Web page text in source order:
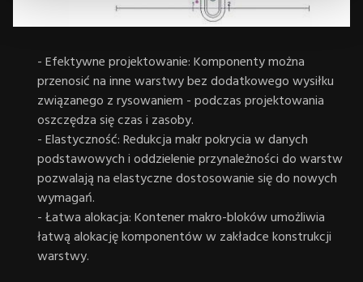
- Efektywne projektowanie: Komponenty można
przenosić na inne warstwy bez dodatkowego wysiłku
związanego z rysowaniem - podczas projektowania
oszczędza się czas i zasoby.
- Elastyczność: Redukcja makr pokrycia w danych
podstawowych i oddzielenie przynależności do warstw
pozwalają na elastyczne dostosowanie się do nowych
wymagań.
- Łatwa alokacja: Kontener makro-bloków umożliwia
łatwą alokację komponentów w zakładce konstrukcji
warstwy.